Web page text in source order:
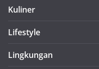
Kuliner
Lifestyle
Lingkungan